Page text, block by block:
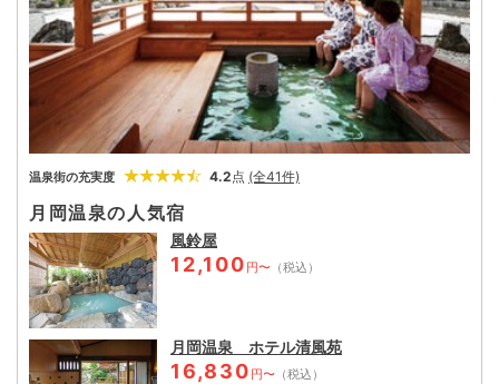
温泉街の充実度 4.2点 (全41件)
月岡温泉の人気宿
風鈴屋
12,100 円〜 （税込）
月岡温泉 ホテル清風苑
16,830 円〜 （税込）